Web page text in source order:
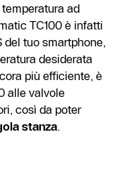
ad
TC100 è infatti
del tuo smartphone,
desiderata
più efficiente, è
alle valvole
così da poter
stanza.